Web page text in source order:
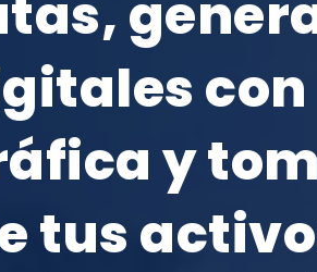
con
y
tus